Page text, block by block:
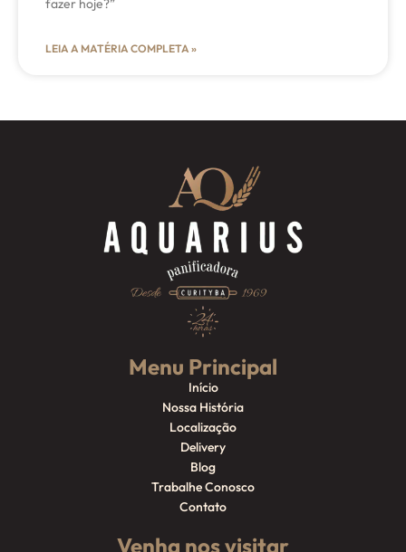
fazer hoje?”
LEIA A MATÉRIA COMPLETA »
Menu Principal
Início
Nossa História
Localização
Delivery
Blog
Trabalhe Conosco
Contato
Venha nos visitar